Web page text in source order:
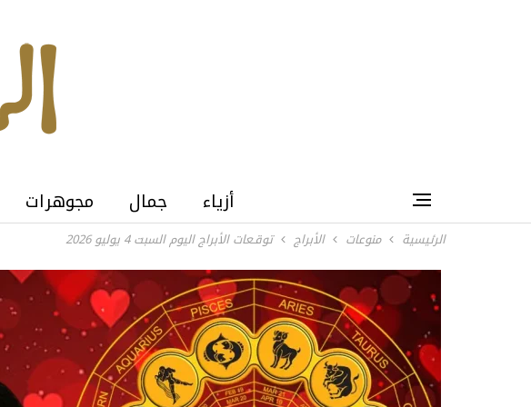
أزياء جمال مجوهرات
الرئيسية منوعات الأبراج توقـعات الأبراج اليوم السبت 4 يوليو 2026